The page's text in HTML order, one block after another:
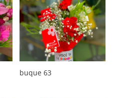
buque 63